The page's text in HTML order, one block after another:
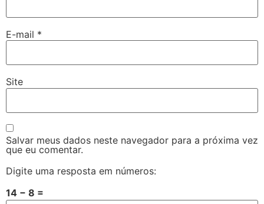
E-mail *
Site
Salvar meus dados neste navegador para a próxima vez
que eu comentar.
Digite uma resposta em números:
14 − 8 =